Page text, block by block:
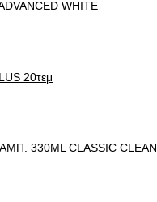
WHITE
20τεμ
330ML CLASSIC CLEAN